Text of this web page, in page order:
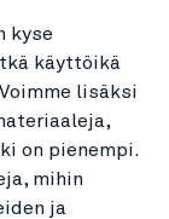
kyse
käyttöikä
lisäksi
on pienempi.
mihin
ja